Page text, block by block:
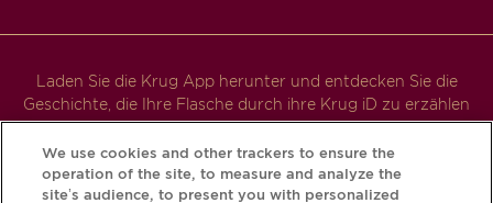
Laden Sie die Krug App herunter und entdecken Sie die
Geschichte, die Ihre Flasche durch ihre Krug iD zu erzählen
hat.
We use cookies and other trackers to ensure the
operation of the site, to measure and analyze the
site’s audience, to present you with personalized